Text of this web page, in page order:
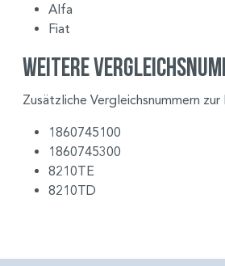
Alfa
Fiat
Weitere
Zusätzliche Vergleichsnummern
1860745100
1860745300
8210TE
8210TD